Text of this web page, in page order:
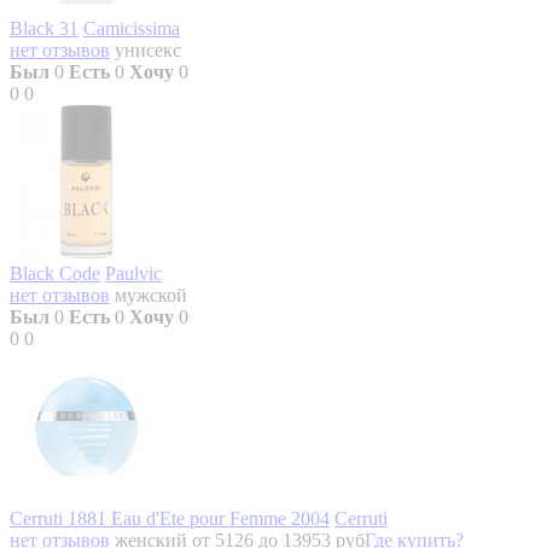
Black 31 Camicissima
нет отзывов унисекс
Был 0 Есть 0 Хочу 0
0 0
Black Code Paulvic
нет отзывов мужской
Был 0 Есть 0 Хочу 0
0 0
Cerruti 1881 Eau d'Ete pour Femme 2004 Cerruti
нет отзывов женский от 5126 до 13953 рубГде купить?